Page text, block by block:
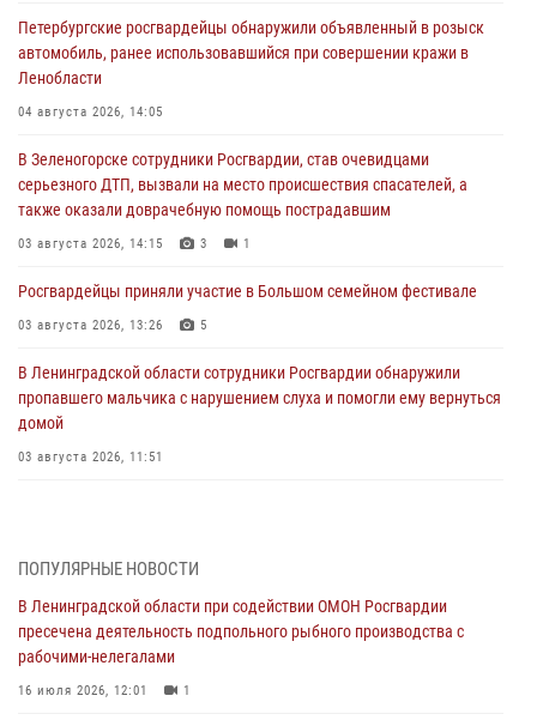
Петербургские росгвардейцы обнаружили объявленный в розыск
автомобиль, ранее использовавшийся при совершении кражи в
Ленобласти
04 августа 2026, 14:05
В Зеленогорске сотрудники Росгвардии, став очевидцами
серьезного ДТП, вызвали на место происшествия спасателей, а
также оказали доврачебную помощь пострадавшим
03 августа 2026, 14:15 3 1
Росгвардейцы приняли участие в Большом семейном фестивале
03 августа 2026, 13:26 5
В Ленинградской области сотрудники Росгвардии обнаружили
пропавшего мальчика с нарушением слуха и помогли ему вернуться
домой
03 августа 2026, 11:51
03 августа 2026, 10:15 1
Сотрудники ГУ Росгвардии приняли участие в чемпионатах Северо-
Западного округа войск национальной гвардии РФ по спортивному и
боевому самбо
03 августа 2026, 10:07
ПОПУЛЯРНЫЕ НОВОСТИ
В Ленинградской области при содействии ОМОН Росгвардии
пресечена деятельность подпольного рыбного производства с
рабочими-нелегалами
16 июля 2026, 12:01 1